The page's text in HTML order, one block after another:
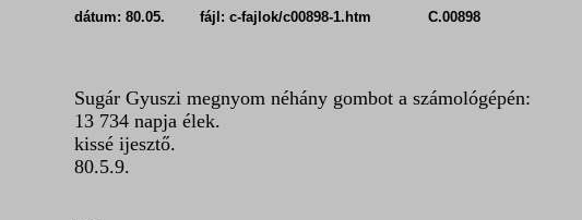
dátum: 80.05. fájl: c-fajlok/c00898-1.htm C.00898
Sugár Gyuszi megnyom néhány gombot a számológépén:
13 734 napja élek.
kissé ijesztő.
80.5.9.